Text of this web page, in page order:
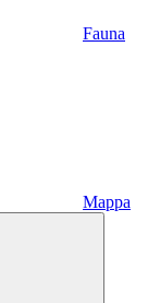
Fauna
Mappa